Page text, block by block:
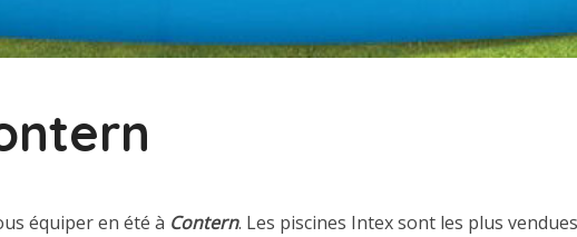
équiper en été à Contern. Les piscines Intex sont les plus